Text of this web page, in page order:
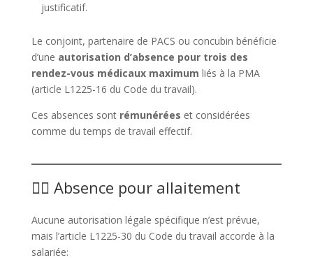
justificatif.
Le conjoint, partenaire de PACS ou concubin bénéficie
d’une autorisation d’absence pour trois des
rendez-vous médicaux maximum liés à la PMA
(article L1225-16 du Code du travail).
Ces absences sont rémunérées et considérées
comme du temps de travail effectif.
👩‍⚕️ Absence pour allaitement
Aucune autorisation légale spécifique n’est prévue,
mais l’article L1225-30 du Code du travail accorde à la
salariée: